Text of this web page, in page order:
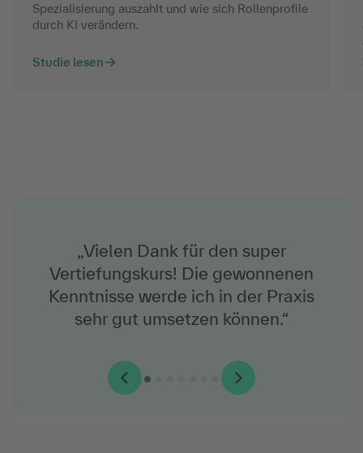
Spezialisierung auszahlt und wie sich Rollenprofile
durch KI verändern.
Studie lesen
„Vielen Dank für den super
Vertiefungskurs! Die gewonnenen
Kenntnisse werde ich in der Praxis
sehr gut umsetzen können.“